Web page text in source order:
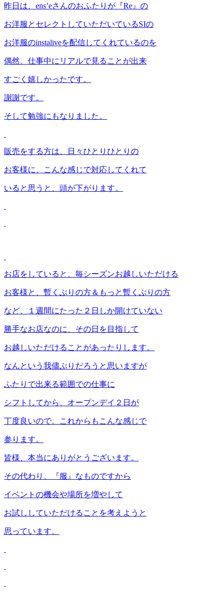
昨日は、ens’eさんのおふたりが『Re』の
お洋服とセレクトしていただいているSIの
お洋服のinstaliveを配信してくれているのを
偶然、仕事中にリアルで見ることが出来
すごく嬉しかったです。
謝謝です。
そして勉強にもなりました。
販売をする方は、日々ひとりひとりの
お客様に、こんな感じで対応してくれて
いると思うと、頭が下がります。
お店をしていると、毎シーズンお越しいただける
お客様と、暫くぶりの方＆もっと暫くぶりの方
など、１週間にたった２日しか開けていない
勝手なお店なのに、その日を目指して
お越しいただけることがあったりします。
なんという我儘ぶりだろうと思いますが
ふたりで出来る範囲での仕事に
シフトしてから、オープンデイ２日が
丁度良いので。これからもこんな感じで
参ります。
皆様、本当にありがとうございます。
その代わり、『服』なものですから
イベントの機会や場所を増やして
お試ししていただけることを考えようと
思っています。